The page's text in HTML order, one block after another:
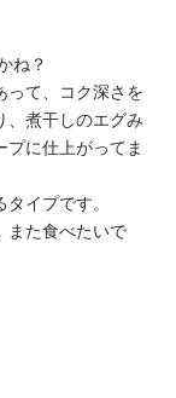
ね？
って、コク深さを
、煮干しのエグみ
プに仕上がってま
イプです。
また食べたいで